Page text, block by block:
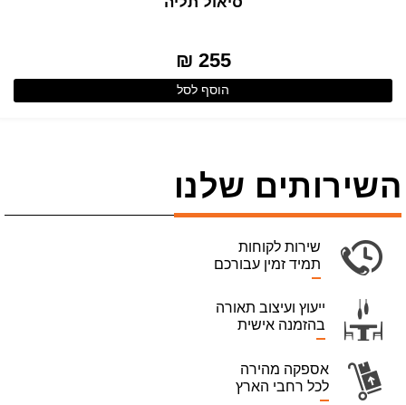
255 ₪
הוסף לסל
השירותים שלנו
שירות לקוחות
תמיד זמין עבורכם
ייעוץ ועיצוב תאורה
בהזמנה אישית
אספקה מהירה
לכל רחבי הארץ